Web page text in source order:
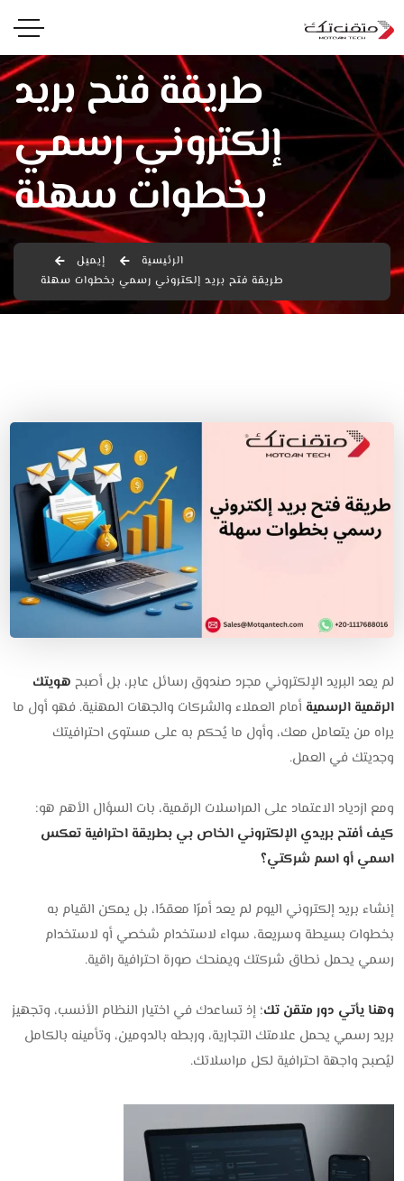
طريقة فتح بريد
إلكتروني رسمي
بخطوات سهلة
الرئيسية
إيميل
طريقة فتح بريد إلكتروني رسمي بخطوات سهلة
لم يعد البريد الإلكتروني مجرد صندوق رسائل عابر، بل أصبح هويتك
الرقمية الرسمية أمام العملاء والشركات والجهات المهنية. فهو أول ما
يراه من يتعامل معك، وأول ما يُحكم به على مستوى احترافيتك
وجديتك في العمل.
ومع ازدياد الاعتماد على المراسلات الرقمية، بات السؤال الأهم هو:
كيف أفتح بريدي الإلكتروني الخاص بي بطريقة احترافية تعكس
اسمي أو اسم شركتي؟
إنشاء بريد إلكتروني اليوم لم يعد أمرًا معقدًا، بل يمكن القيام به
بخطوات بسيطة وسريعة، سواء لاستخدام شخصي أو لاستخدام
رسمي يحمل نطاق شركتك ويمنحك صورة احترافية راقية.
وهنا يأتي دور متقن تك؛ إذ تساعدك في اختيار النظام الأنسب، وتجهيز
بريد رسمي يحمل علامتك التجارية، وربطه بالدومين، وتأمينه بالكامل
ليُصبح واجهة احترافية لكل مراسلاتك.